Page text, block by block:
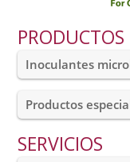
PRODUCTOS
Inoculantes
Productos
SERVICIOS